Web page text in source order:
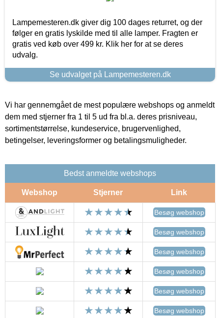
Lampemesteren.dk giver dig 100 dages returret, og der
følger en gratis lyskilde med til alle lamper. Fragten er
gratis ved køb over 499 kr. Klik her for at se deres
udvalg.
Se udvalget på Lampemesteren.dk
Vi har gennemgået de mest populære webshops og anmeldt
dem med stjerner fra 1 til 5 ud fra bl.a. deres prisniveau,
sortimentstørrelse, kundeservice, brugervenlighed,
betingelser, leveringsformer og betalingsmuligheder.
Bedst anmeldte webshops
Webshop Stjerner Link
Besøg webshop
Besøg webshop
Besøg webshop
Besøg webshop
Besøg webshop
Besøg webshop